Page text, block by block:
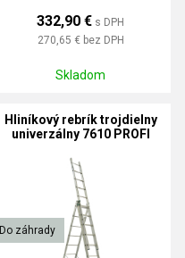
332,90 € s DPH
270,65 € bez DPH
Skladom
Hliníkový rebrík trojdielny
univerzálny 7610 PROFI
Do záhrady